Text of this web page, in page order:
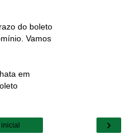
do boleto
Vamos
em
›